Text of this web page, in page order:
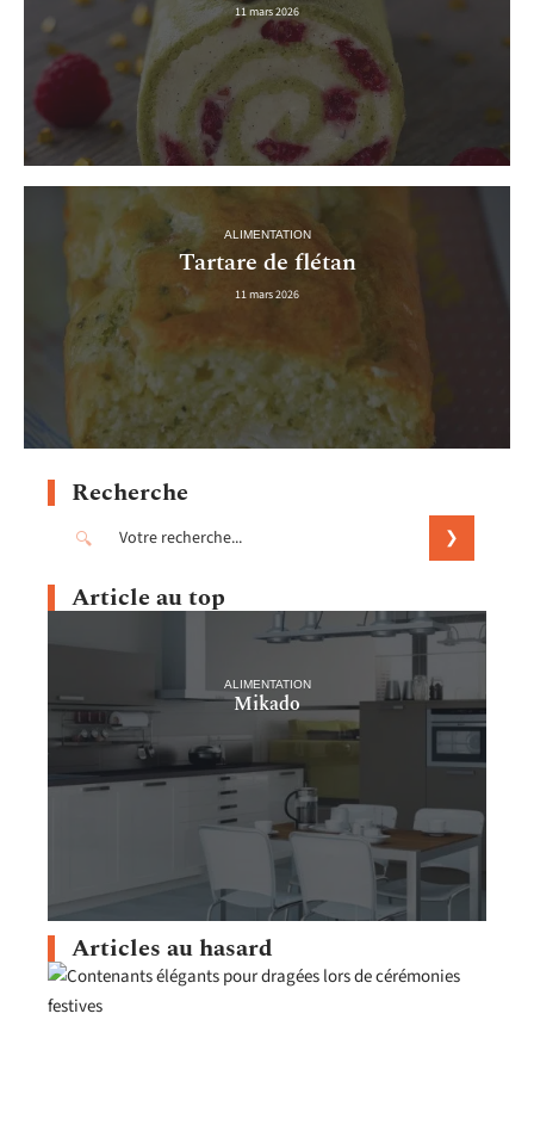
11 mars 2026
ALIMENTATION
Tartare de flétan
11 mars 2026
Recherche
Article au top
ALIMENTATION
Mikado
Articles au hasard